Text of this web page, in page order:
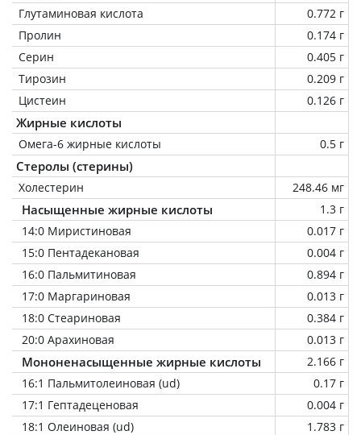
Глутаминовая кислота
0.772 г
Пролин
0.174 г
Серин
0.405 г
Тирозин
0.209 г
Цистеин
0.126 г
Жирные кислоты
Омега-6 жирные кислоты 0.5 г
Стеролы (стерины)
Холестерин 248.46 мг
Насыщенные жирные кислоты
1.3 г
14:0 Миристиновая
0.017 г
15:0 Пентадекановая
0.004 г
16:0 Пальмитиновая
0.894 г
17:0 Маргариновая
0.013 г
18:0 Стеариновая
0.384 г
20:0 Арахиновая
0.013 г
Мононенасыщенные жирные кислоты
2.166 г
16:1 Пальмитолеиновая (ud)
0.17 г
17:1 Гептадеценовая
0.004 г
18:1 Олеиновая (ud)
1.783 г